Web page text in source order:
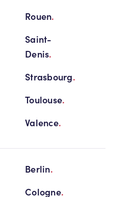
Rouen.
Saint-
Denis.
Strasbourg.
Toulouse.
Valence.
Berlin.
Cologne.